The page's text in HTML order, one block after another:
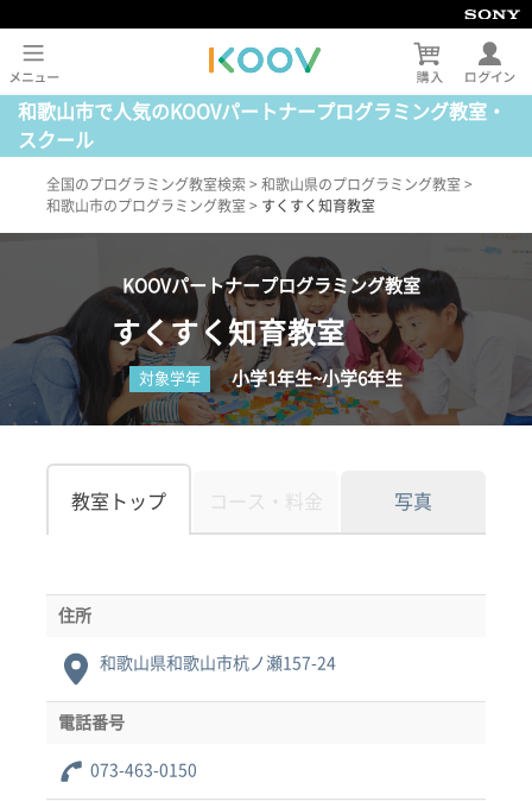
和歌山市で人気のKOOVパートナープログラミング教室・
スクール
全国のプログラミング教室検索 > 和歌山県のプログラミング教室 >
和歌山市のプログラミング教室 > すくすく知育教室
KOOVパートナープログラミング教室
すくすく知育教室
対象学年 小学1年生~小学6年生
教室トップ コース・料金 写真
住所
和歌山県和歌山市杭ノ瀬157-24
電話番号
073-463-0150